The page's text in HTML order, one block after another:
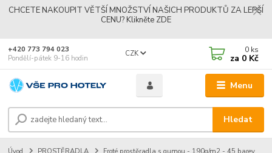
CHCETE NAKOUPIT VĚTŠÍ MNOŽSTVÍ NAŠICH PRODUKTŮ ZA LEPŠÍ
CENU? Klikněte ZDE
Menu
CZK
Hledat
+420 773 794 023
Pondělí-pátek 9-16 hodin
0 ks
za 0 Kč